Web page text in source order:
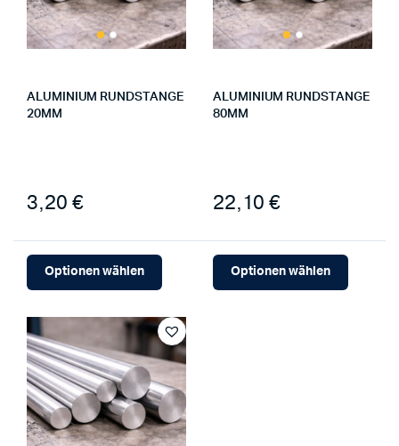
ALUMINIUM RUNDSTANGE
20MM
3,20 €
Optionen wählen
ALUMINIUM RUNDSTANGE
80MM
22,10 €
Optionen wählen